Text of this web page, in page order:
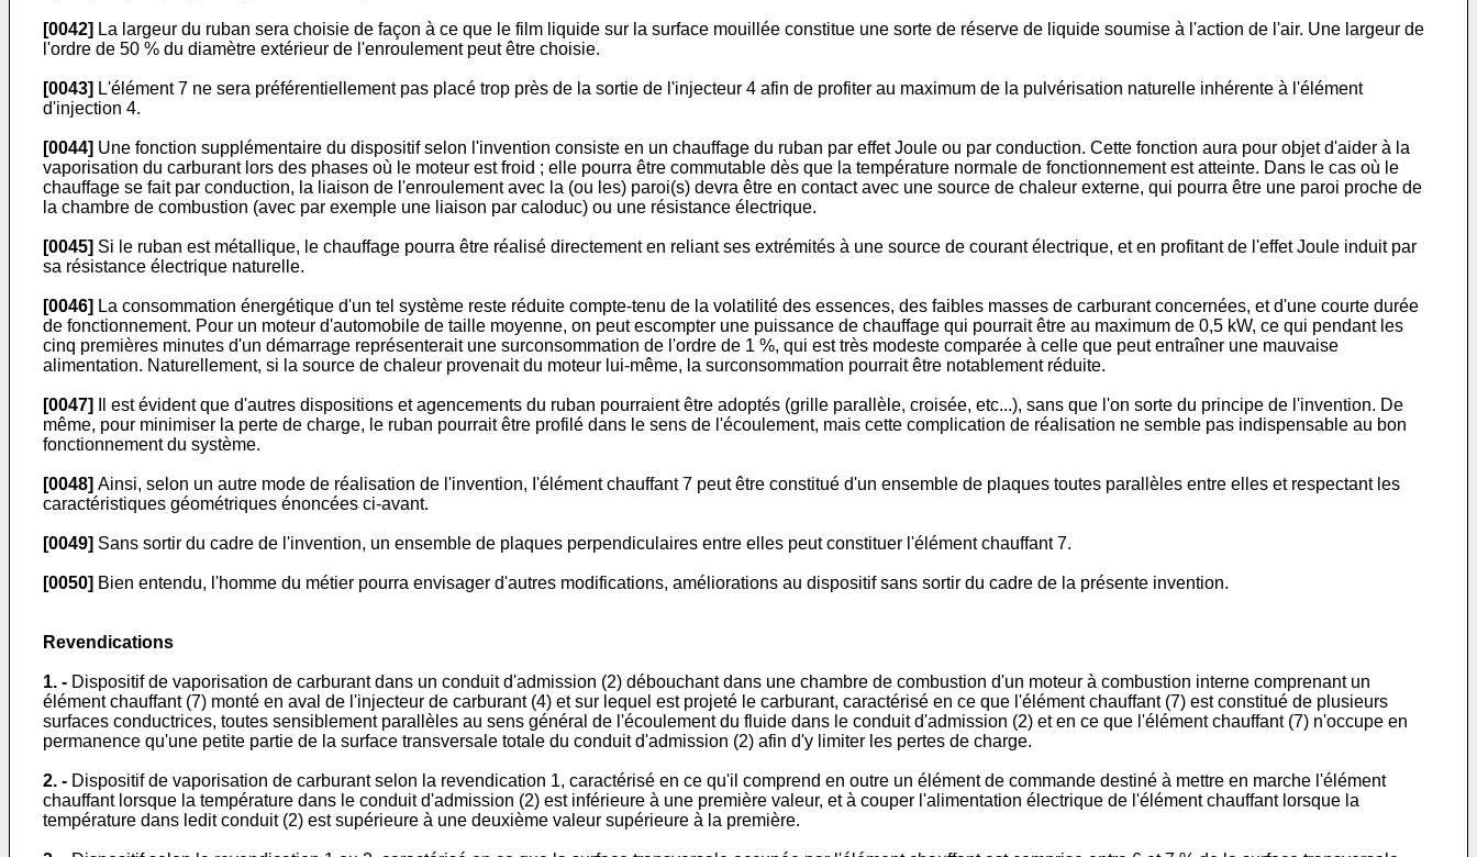
[0042] La largeur du ruban sera choisie de façon à ce que le film liquide sur la surface mouillée constitue une sorte de réserve de liquide soumise à l'action de l'air. Une largeur de
l'ordre de 50 % du diamètre extérieur de l'enroulement peut être choisie.
[0043] L'élément 7 ne sera préférentiellement pas placé trop près de la sortie de l'injecteur 4 afin de profiter au maximum de la pulvérisation naturelle inhérente à l'élément
d'injection 4.
[0044] Une fonction supplémentaire du dispositif selon l'invention consiste en un chauffage du ruban par effet Joule ou par conduction. Cette fonction aura pour objet d'aider à la
vaporisation du carburant lors des phases où le moteur est froid ; elle pourra être commutable dès que la température normale de fonctionnement est atteinte. Dans le cas où le
chauffage se fait par conduction, la liaison de l'enroulement avec la (ou les) paroi(s) devra être en contact avec une source de chaleur externe, qui pourra être une paroi proche de
la chambre de combustion (avec par exemple une liaison par caloduc) ou une résistance électrique.
[0045] Si le ruban est métallique, le chauffage pourra être réalisé directement en reliant ses extrémités à une source de courant électrique, et en profitant de l'effet Joule induit par
sa résistance électrique naturelle.
[0046] La consommation énergétique d'un tel système reste réduite compte-tenu de la volatilité des essences, des faibles masses de carburant concernées, et d'une courte durée
de fonctionnement. Pour un moteur d'automobile de taille moyenne, on peut escompter une puissance de chauffage qui pourrait être au maximum de 0,5 kW, ce qui pendant les
cinq premières minutes d'un démarrage représenterait une surconsommation de l'ordre de 1 %, qui est très modeste comparée à celle que peut entraîner une mauvaise
alimentation. Naturellement, si la source de chaleur provenait du moteur lui-même, la surconsommation pourrait être notablement réduite.
[0047]
Il est évident que d'autres dispositions et agencements du ruban pourraient être adoptés (grille parallèle, croisée, etc...), sans que l'on sorte du principe de l'invention. De
même, pour minimiser la perte de charge, le ruban pourrait être profilé dans le sens de l'écoulement, mais cette complication de réalisation ne semble pas indispensable au bon
fonctionnement du système.
[0048] Ainsi, selon un autre mode de réalisation de l'invention, I'élément chauffant 7 peut être constitué d'un ensemble de plaques toutes parallèles entre elles et respectant les
caractéristiques géométriques énoncées ci-avant.
[0049] Sans sortir du cadre de l'invention, un ensemble de plaques perpendiculaires entre elles peut constituer l'élément chauffant 7.
[0050] Bien entendu, l'homme du métier pourra envisager d'autres modifications, améliorations au dispositif sans sortir du cadre de la présente invention.
Revendications
1. - Dispositif de vaporisation de carburant dans un conduit d'admission (2) débouchant dans une chambre de combustion d'un moteur à combustion interne comprenant un
élément chauffant (7) monté en aval de l'injecteur de carburant (4) et sur lequel est projeté le carburant, caractérisé en ce que l'élément chauffant (7) est constitué de plusieurs
surfaces conductrices, toutes sensiblement parallèles au sens général de l'écoulement du fluide dans le conduit d'admission (2) et en ce que l'élément chauffant (7) n'occupe en
permanence qu'une petite partie de la surface transversale totale du conduit d'admission (2) afin d'y limiter les pertes de charge.
2. - Dispositif de vaporisation de carburant selon la revendication 1, caractérisé en ce qu'il comprend en outre un élément de commande destiné à mettre en marche l'élément
chauffant lorsque la température dans le conduit d'admission (2) est inférieure à une première valeur, et à couper l'alimentation électrique de l'élément chauffant lorsque la
température dans ledit conduit (2) est supérieure à une deuxième valeur supérieure à la première.